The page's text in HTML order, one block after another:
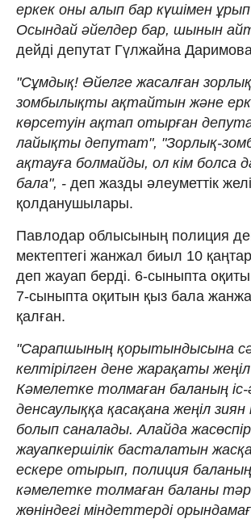
еркек оны алып бар күшімен ұрып
Осындай әйелдер бар, шынын
дейді депутат Гүлжайна
"Сұмдық! Әйелге жасалған
зомбылықты ақтайтын және
көрсетуін ақтап отырған
лайықты депутат", "Зорлық-
ақтауға болмайды, ол кім болса
бала", - деп жазды әлеуметтік желі
қолданушылары.
Павлодар облысының полиция
мектептегі жанжал биыл 10
деп жауап берді. 6-сыныпта
7-сыныпта оқитын қыз бала
қалған.
"Сарапшының қорытындысына
келтірілген дене жарақаты
Кәмелетке толмаған баланың іс-
денсаулыққа қасақана жеңіл зиян
болып саналады. Алайда
жауапкершілік басталатын
ескере отырып, полиция
кәмелетке толмаған баланы
жөніндегі міндеттерді